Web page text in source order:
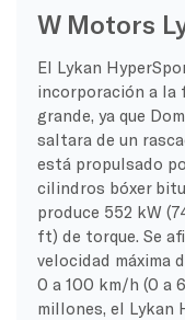
W Motors
El Lykan
incorporación a la
grande, ya que
saltara de un
está propulsado
cilindros bóxer
produce 552 kW
ft) de torque. Se
velocidad máxima
0 a 100 km/h (0 a
millones, el Lykan